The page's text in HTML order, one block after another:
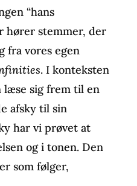
“hans
hører stemmer, der
fra vores egen
. I konteksten
læse sig frem til en
afsky til sin
har vi prøvet at
og i tonen. Den
som følger,